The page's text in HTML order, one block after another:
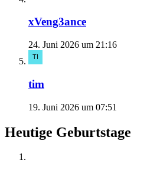
xVeng3ance
24. Juni 2026 um 21:16
tim
19. Juni 2026 um 07:51
Heutige Geburtstage